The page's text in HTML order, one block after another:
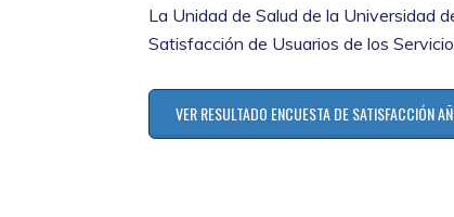
La Unidad de Salud de la Universidad
Satisfacción de Usuarios de los
VER RESULTADO ENCUESTA DE SATISFACCIÓN